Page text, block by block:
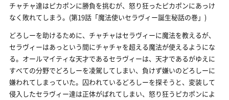
チャチャ達はピカポンに勝負を挑むが、怒り狂ったピカポンにあっけ
なく敗れてしまう。(第19話「魔法使いセラヴィー誕生秘話の巻」)
どろしーを助けるために、チャチャはセラヴィーに魔法を教えるが、
セラヴィーはあっという間にチャチャを超える魔法が使えるようにな
る。オールマイティな天才であるセラヴィーは、天才であるがゆえに
すべての分野でどろしーを凌駕してしまい、負けず嫌いのどろしーに
嫌われてしまっていた。囚われているどろしーを探そうと、変装して
侵入したセラヴィー達は正体がばれてしまい、怒り狂うピカポンによ